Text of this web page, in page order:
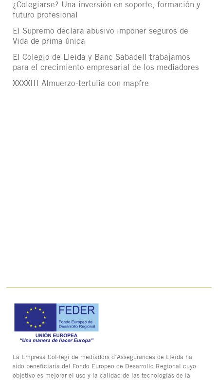
¿Colegiarse? Una inversión en soporte, formación y
futuro profesional
El Supremo declara abusivo imponer seguros de
Vida de prima única
El Colegio de Lleida y Banc Sabadell trabajamos
para el crecimiento empresarial de los mediadores
XXXXIII Almuerzo-tertulia con mapfre
La Empresa Col·legi de mediadors d’Assegurances de Lleida ha
sido beneficiaria del Fondo Europeo de Desarrollo Regional cuyo
objetivo es mejorar el uso y la calidad de las tecnologías de la